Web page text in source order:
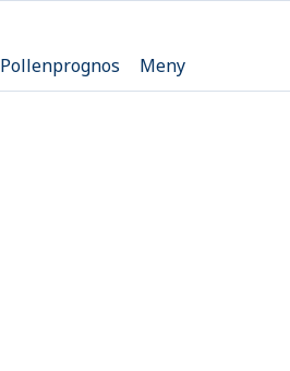
Pollenprognos Meny